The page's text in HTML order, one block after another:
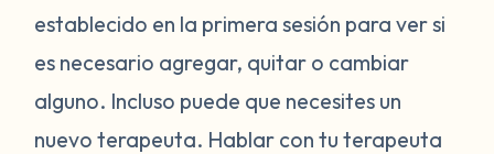
establecido en la primera sesión para ver si
es necesario agregar, quitar o cambiar
alguno. Incluso puede que necesites un
nuevo terapeuta. Hablar con tu terapeuta